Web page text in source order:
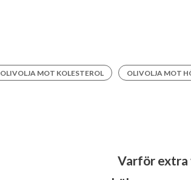
OLIVOLJA MOT KOLESTEROL OLIVOLJA MOT
Varför extra